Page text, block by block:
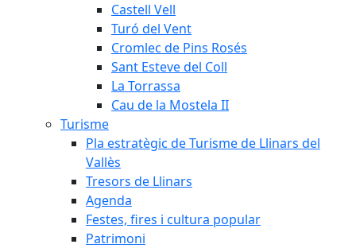
Castell Vell
Turó del Vent
Cromlec de Pins Rosés
Sant Esteve del Coll
La Torrassa
Cau de la Mostela II
Turisme
Pla estratègic de Turisme de Llinars del
Vallès
Tresors de Llinars
Agenda
Festes, fires i cultura popular
Patrimoni